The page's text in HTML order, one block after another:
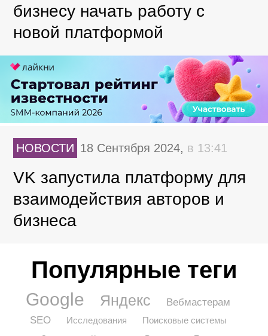
бизнесу начать работу с
новой платформой
НОВОСТИ 18 Сентября 2024, в 13:41
VK запустила платформу для
взаимодействия авторов и
бизнеса
Популярные теги
Google Яндекс
Вебмастерам
SEO
Исследования Поисковые системы